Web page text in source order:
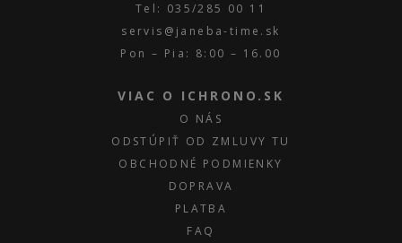
Tel: 035/285 00 11
servis@janeba-time.sk
Pon – Pia: 8:00 – 16.00
VIAC O ICHRONO.SK
O NÁS
ODSTÚPIŤ OD ZMLUVY TU
OBCHODNÉ PODMIENKY
DOPRAVA
PLATBA
FAQ